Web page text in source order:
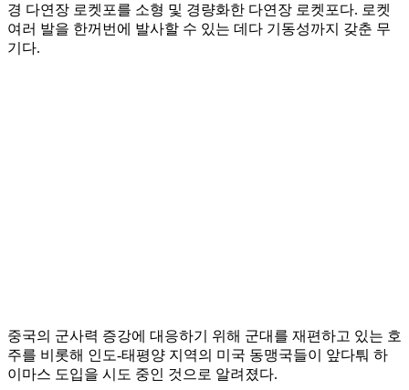
경 다연장 로켓포를 소형 및 경량화한 다연장 로켓포다. 로켓
여러 발을 한꺼번에 발사할 수 있는 데다 기동성까지 갖춘 무
기다.
중국의 군사력 증강에 대응하기 위해 군대를 재편하고 있는 호
주를 비롯해 인도-태평양 지역의 미국 동맹국들이 앞다퉈 하
이마스 도입을 시도 중인 것으로 알려졌다.